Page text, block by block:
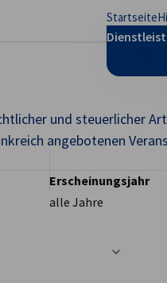
Startseite
und steuerlicher
angebotenen
Erscheinungsjahr
alle Jahre